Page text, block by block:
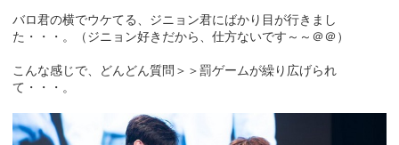
バロ君の横でウケてる、ジニョン君にばかり目が行きまし
た・・・。（ジニョン好きだから、仕方ないです～～＠＠）
こんな感じで、どんどん質問＞＞罰ゲームが繰り広げられ
て・・・。